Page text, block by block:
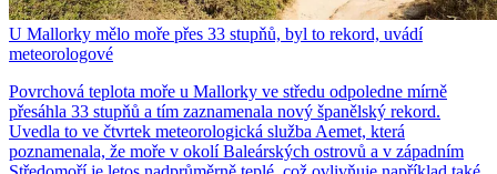
U Mallorky mělo moře přes 33 stupňů, byl to rekord, uvádí
meteorologové
Povrchová teplota moře u Mallorky ve středu odpoledne mírně
přesáhla 33 stupňů a tím zaznamenala nový španělský rekord.
Uvedla to ve čtvrtek meteorologická služba Aemet, která
poznamenala, že moře v okolí Baleárských ostrovů a v západním